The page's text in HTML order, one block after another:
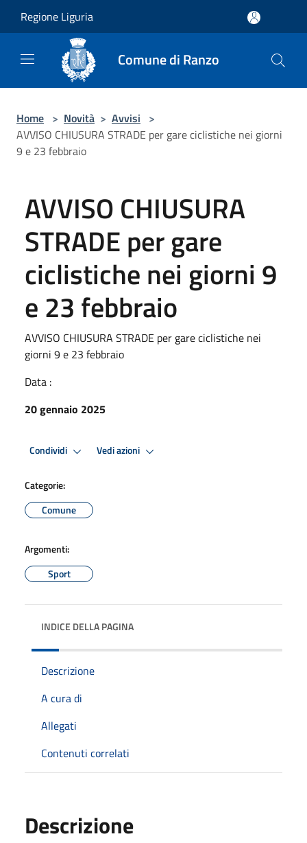
Regione Liguria
Comune di Ranzo
Home > Novità > Avvisi >
AVVISO CHIUSURA STRADE per gare ciclistiche nei giorni
9 e 23 febbraio
AVVISO CHIUSURA
STRADE per gare
ciclistiche nei giorni 9
e 23 febbraio
AVVISO CHIUSURA STRADE per gare ciclistiche nei
giorni 9 e 23 febbraio
Data :
20 gennaio 2025
Condividi Vedi azioni
Categorie:
Comune
Argomenti:
Sport
INDICE DELLA PAGINA
Descrizione
A cura di
Allegati
Contenuti correlati
Descrizione